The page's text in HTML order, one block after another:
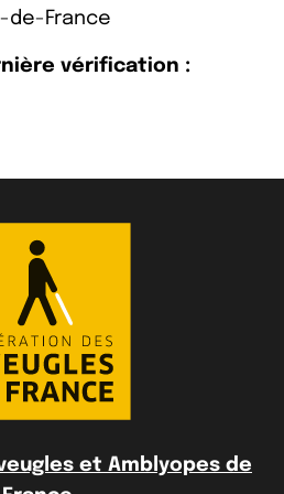
de-France
vérification :
et Amblyopes de